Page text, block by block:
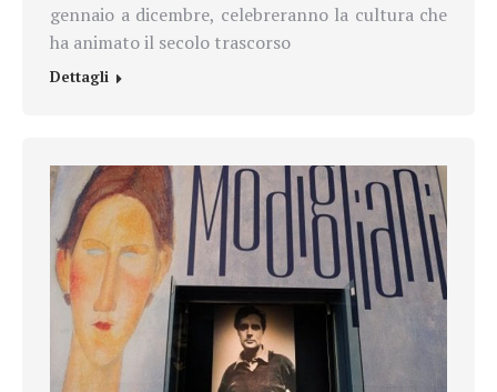
gennaio a dicembre, celebreranno la cultura che
ha animato il secolo trascorso
Dettagli